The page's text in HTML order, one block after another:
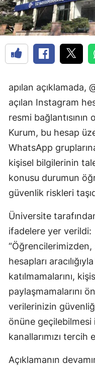
apılan açıklamada,
açılan Instagram
resmi bağlantısının
Kurum, bu hesap
WhatsApp
kişisel bilgilerinin
konusu durumun
güvenlik riskleri
Üniversite
ifadelere yer verildi:
hesapları
katılmamalarını,
paylaşmamalarını
verilerinizin
önüne geçilebilmesi
kanallarımızı tercih
Açıklamanın